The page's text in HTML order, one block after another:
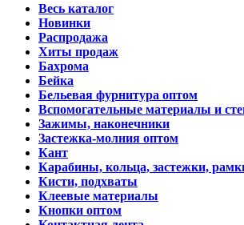
Весь каталог
Новинки
Распродажа
Хиты продаж
Бахрома
Бейка
Бельевая фурнитура оптом
Вспомогательные материалы и
Зажимы, наконечники
Застежка-молния оптом
Кант
Карабины, кольца, застежки,
Кисти, подхваты
Клеевые материалы
Кнопки оптом